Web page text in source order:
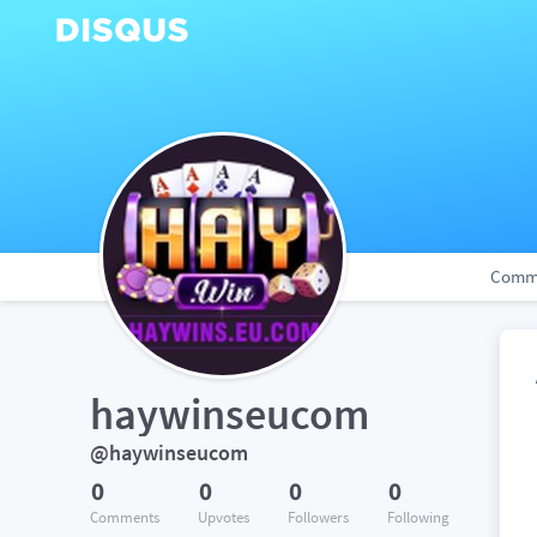
haywinseucom
@haywinseucom
0
Comments
0
Upvotes
0
Followers
0
Following